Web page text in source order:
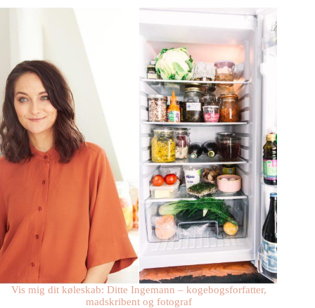
Vis mig dit køleskab: Ditte Ingemann – kogebogsforfatter,
madskribent og fotograf